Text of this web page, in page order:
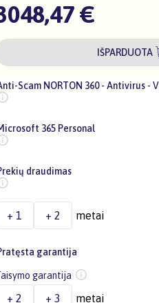
€
IŠPARDUOTA
Scam NORTON 360 - Antivirus -
365 Personal
draudimas
+ 1 + 2 metai
garantija
garantija
+ 2 + 3 metai